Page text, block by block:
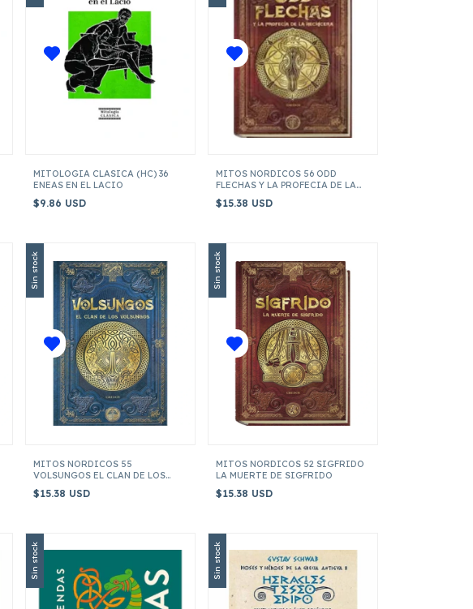
MITOLOGIA CLASICA (HC) 36
ENEAS EN EL LACIO
$9.86 USD
MITOS NORDICOS 56 ODD
FLECHAS Y LA PROFECIA DE LA
$15.38 USD
Sin stock
MITOS NORDICOS 55
VOLSUNGOS EL CLAN DE LOS
$15.38 USD
Sin stock
MITOS NORDICOS 52 SIGFRIDO
LA MUERTE DE SIGFRIDO
$15.38 USD
Sin stock Sin stock